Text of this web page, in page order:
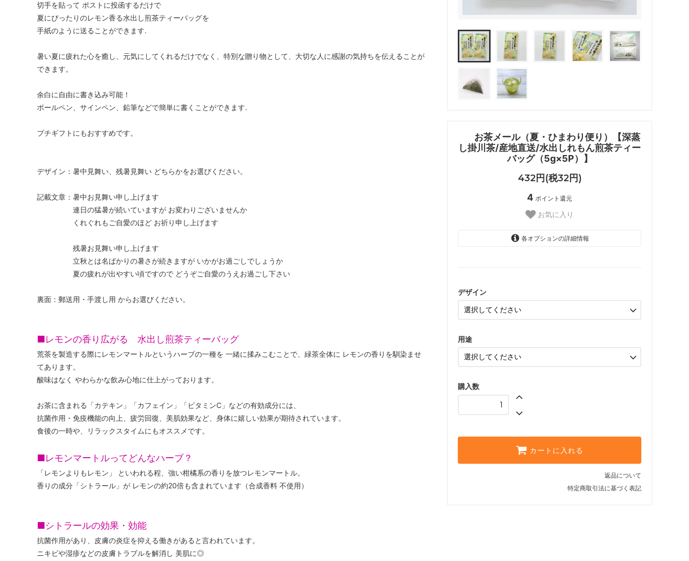
お茶メール（夏・ひまわり便り）【深蒸
し掛川茶/産地直送/水出しれもん煎茶ティー
バッグ（5g×5P）】
432円(税32円)
4 ポイント還元
お気に入り
各オプションの詳細情報
デザイン
用途
購入数
カートに入れる
返品について
特定商取引法に基づく表記
切手を貼って ポストに投函するだけで
夏にぴったりのレモン香る水出し煎茶ティーバッグを
手紙のように送ることができます.
暑い夏に疲れた心を癒し、元気にしてくれるだけでなく、特別な贈り物として、大切な人に感謝の気持ちを伝えることが
できます。
余白に自由に書き込み可能！
ボールペン、サインペン、鉛筆などで簡単に書くことができます.
プチギフトにもおすすめです。
デザイン：暑中見舞い、残暑見舞い どちらかをお選びください。
記載文章：暑中お見舞い申し上げます
連日の猛暑が続いていますが お変わりございませんか
くれぐれもご自愛のほど お祈り申し上げます
残暑お見舞い申し上げます
立秋とは名ばかりの暑さが続きますが いかがお過ごしでしょうか
夏の疲れが出やすい頃ですので どうぞご自愛のうえお過ごし下さい
裏面：郵送用・手渡し用 からお選びください。
■レモンの香り広がる 水出し煎茶ティーバッグ
荒茶を製造する際にレモンマートルというハーブの一種を 一緒に揉みこむことで、緑茶全体に レモンの香りを馴染ませ
てあります。
酸味はなく やわらかな飲み心地に仕上がっております。
お茶に含まれる「カテキン」「カフェイン」「ビタミンC」などの有効成分には、
抗菌作用・免疫機能の向上、疲労回復、美肌効果など、身体に嬉しい効果が期待されています。
食後の一時や、リラックスタイムにもオススメです。
■レモンマートルってどんなハーブ？
「レモンよりもレモン」 といわれる程、強い柑橘系の香りを放つレモンマートル。
香りの成分「シトラール」が レモンの約20倍も含まれています（合成香料 不使用）
■シトラールの効果・効能
抗菌作用があり、皮膚の炎症を抑える働きがあると言われています。
ニキビや湿疹などの皮膚トラブルを解消し 美肌に◎